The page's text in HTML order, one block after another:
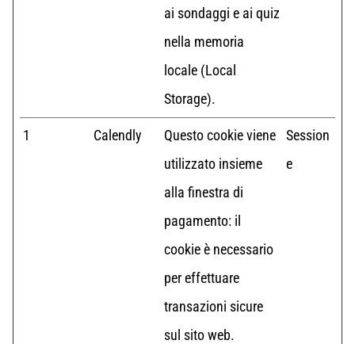
ai sondaggi e ai quiz
nella memoria
locale (Local
Storage).
1 Calendly
Questo cookie viene
utilizzato insieme
alla finestra di
pagamento: il
cookie è necessario
per effettuare
transazioni sicure
sul sito web.
Session
e